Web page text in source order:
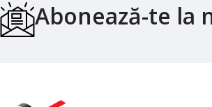
Abonează-te la